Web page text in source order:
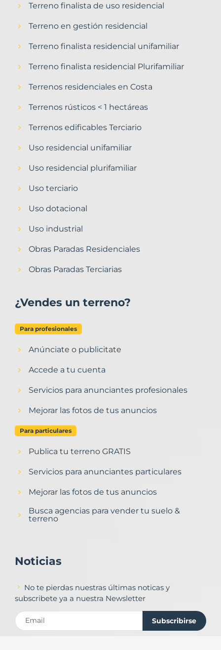
Terreno finalista de uso residencial
Terreno en gestión residencial
Terreno finalista residencial unifamiliar
Terreno finalista residencial Plurifamiliar
Terrenos residenciales en Costa
Terrenos rústicos < 1 hectáreas
Terrenos edificables Terciario
Uso residencial unifamiliar
Uso residencial plurifamiliar
Uso terciario
Uso dotacional
Uso industrial
Obras Paradas Residenciales
Obras Paradas Terciarias
¿Vendes un terreno?
Para profesionales
Anúnciate o publicitate
Accede a tu cuenta
Servicios para anunciantes profesionales
Mejorar las fotos de tus anuncios
Para particulares
Publica tu terreno GRATIS
Servicios para anunciantes particulares
Mejorar las fotos de tus anuncios
Busca agencias para vender tu suelo &
terreno
Noticias
No te pierdas nuestras últimas noticas y
subscribete ya a nuestra Newsletter
Subscribirse